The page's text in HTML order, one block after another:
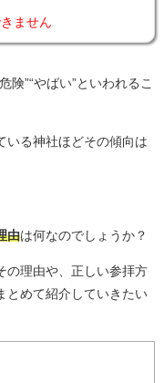
ません
険”“やばい”といわれるこ
いる神社ほどその傾向は
由は何なのでしょうか？
の理由や、正しい参拝方
とめて紹介していきたい